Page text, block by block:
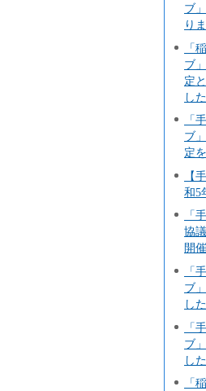
ブ
り
「
ブ
定
した
「
ブ
定
【
和5
「
協
開
「
ブ
した
「
ブ
した
「